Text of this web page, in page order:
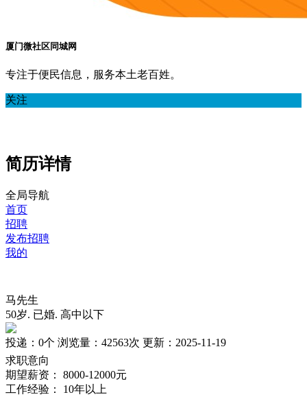
厦门微社区同城网
专注于便民信息，服务本土老百姓。
关注
简历详情
全局导航
首页
招聘
发布招聘
我的
马先生
50岁. 已婚. 高中以下
投递： 0个 浏览量： 42563次 更新： 2025-11-19
求职意向
期望薪资：
8000-12000元
工作经验：
10年以上